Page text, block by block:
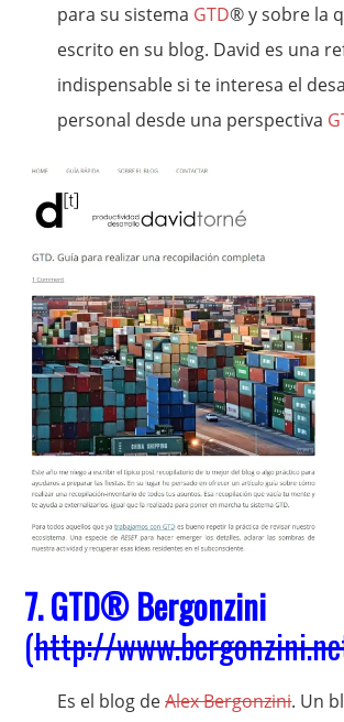
para su sistema GTD® y sobre la
escrito en su blog. David es una
indispensable si te interesa el
personal desde una perspectiva
7.GTD® Bergonzini
(http://
Es el blog deAlex Bergonzini. Un